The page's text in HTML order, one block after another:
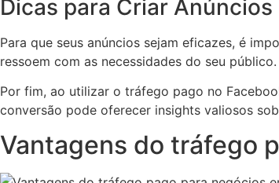
Dicas para Criar Anúncios
Para que seus anúncios sejam eficazes, é
ressoem com as necessidades do seu
Por fim, ao utilizar o tráfego pago no
conversão pode oferecer insights valiosos
Vantagens do tráfego